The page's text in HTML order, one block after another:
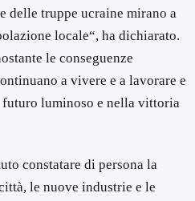
delle truppe ucraine mirano a
locale“, ha dichiarato.
le conseguenze
a vivere e a lavorare e
futuro luminoso e nella vittoria
constatare di persona la
le nuove industrie e le